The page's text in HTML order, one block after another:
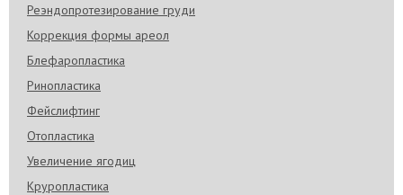
Реэндопротезирование груди
Коррекция формы ареол
Блефаропластика
Ринопластика
Фейслифтинг
Отопластика
Увеличение ягодиц
Круропластика